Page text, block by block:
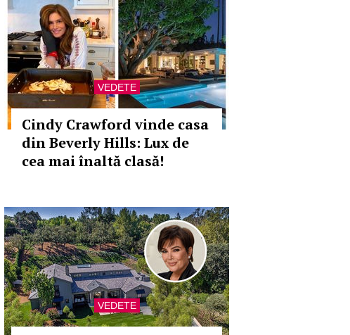
VEDETE
Cindy Crawford vinde casa
din Beverly Hills: Lux de
cea mai înaltă clasă!
VEDETE